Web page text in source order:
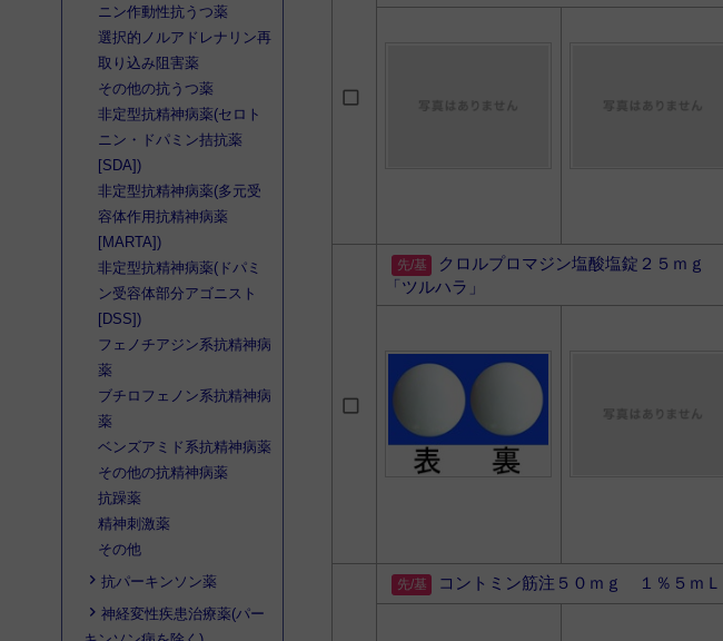
ニン作動性抗うつ薬
選択的ノルアドレナリン再
取り込み阻害薬
その他の抗うつ薬
非定型抗精神病薬(セロト
ニン・ドパミン拮抗薬
[SDA])
非定型抗精神病薬(多元受
容体作用抗精神病薬
[MARTA])
非定型抗精神病薬(ドパミ
ン受容体部分アゴニスト
[DSS])
フェノチアジン系抗精神病
薬
ブチロフェノン系抗精神病
薬
ベンズアミド系抗精神病薬
その他の抗精神病薬
抗躁薬
精神刺激薬
その他
抗パーキンソン薬
神経変性疾患治療薬(パー
クロルプロマジン塩酸塩錠２５ｍｇ
「ツルハラ」
コントミン筋注５０ｍｇ １％５ｍＬ